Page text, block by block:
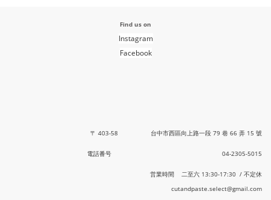
Find us on
Instagram
Facebook
〒 403-58 台中市西區向上路一段 79 巷 66 弄 15 號
電話番号 04-2305-5015
営業時間 二至六 13:30-17:30 / 不定休
cutandpaste.select@gmail.com